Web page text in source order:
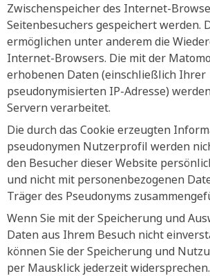
Zwischenspeicher des Internet-
Seitenbesuchers gespeichert werden.
ermöglichen unter anderem die
Internet-Browsers. Die mit der
erhobenen Daten (einschließlich Ihrer
pseudonymisierten IP-Adresse)
Servern verarbeitet.
Die durch das Cookie erzeugten
pseudonymen Nutzerprofil werden
den Besucher dieser Website
und nicht mit personenbezogenen
Träger des Pseudonyms
Wenn Sie mit der Speicherung und
Daten aus Ihrem Besuch nicht
können Sie der Speicherung und
per Mausklick jederzeit